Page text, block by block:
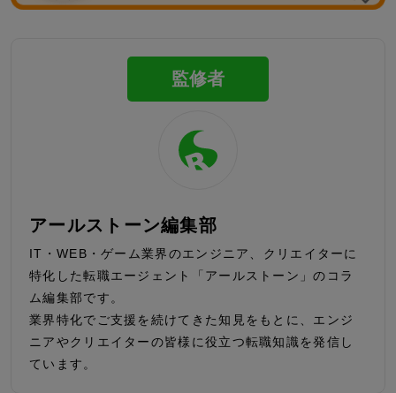
監修者
アールストーン編集部
IT・WEB・ゲーム業界のエンジニア、クリエイターに
特化した転職エージェント「アールストーン」のコラ
ム編集部です。
業界特化でご支援を続けてきた知見をもとに、エンジ
ニアやクリエイターの皆様に役立つ転職知識を発信し
ています。